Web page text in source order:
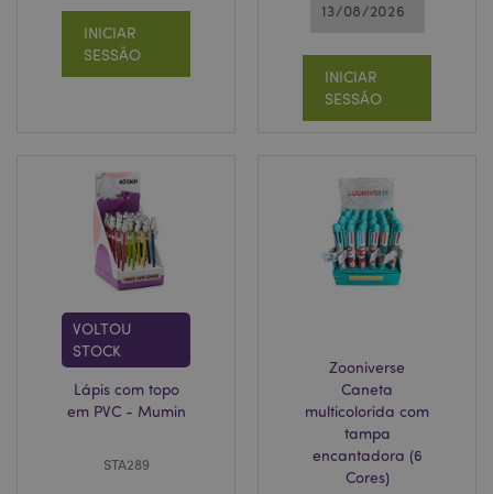
INICIAR
SESSÃO
13/08/2026
INICIAR
SESSÃO
VOLTOU
STOCK
Lápis com topo
em PVC - Mumin
STA289
Zooniverse
Caneta
multicolorida com
tampa
encantadora (6
Cores)
recently_compared_product_previous
Adobe Inc.